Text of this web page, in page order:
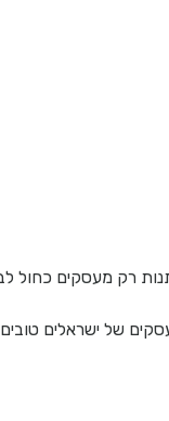
של ישראלים טובים